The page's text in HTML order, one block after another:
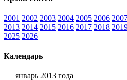
2001 2002 2003 2004 2005 2006 2007
2013 2014 2015 2016 2017 2018 2019
2025 2026
Календарь
январь 2013 года